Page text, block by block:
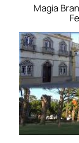
Magia